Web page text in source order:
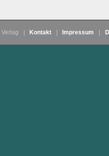
Kontakt Impressum